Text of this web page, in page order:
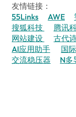
友情链接：
55Links
AWE
搜狐科技
腾讯
网站建设
古代
AI应用助手
国
交流稳压器
N多